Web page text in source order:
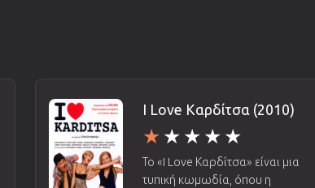
I Love Καρδίτσα (2010)
Το «I Love Καρδίτσα» είναι μια
τυπική κωμωδία, όπου η